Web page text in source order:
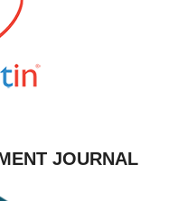
JOURNAL